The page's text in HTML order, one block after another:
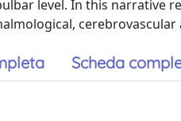
level. In this narrative
Scheda